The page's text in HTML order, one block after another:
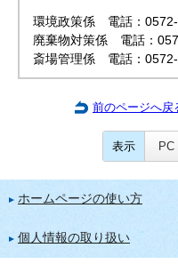
環境政策係 電話：
廃棄物対策係 電話：
斎場管理係 電話：
前のページへ戻
表示 PC
ホームページの使い方
個人情報の取り扱い